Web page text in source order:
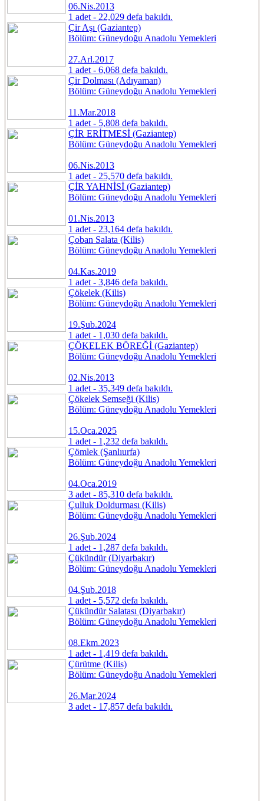
06.Nis.2013
1 adet - 22,029 defa bakıldı.
Çir Aşı (Gaziantep)
Bölüm: Güneydoğu Anadolu Yemekleri
27.Arl.2017
1 adet - 6,068 defa bakıldı.
Çir Dolması (Adıyaman)
Bölüm: Güneydoğu Anadolu Yemekleri
11.Mar.2018
1 adet - 5,808 defa bakıldı.
ÇİR ERİTMESİ (Gaziantep)
Bölüm: Güneydoğu Anadolu Yemekleri
06.Nis.2013
1 adet - 25,570 defa bakıldı.
ÇİR YAHNİSİ (Gaziantep)
Bölüm: Güneydoğu Anadolu Yemekleri
01.Nis.2013
1 adet - 23,164 defa bakıldı.
Çoban Salata (Kilis)
Bölüm: Güneydoğu Anadolu Yemekleri
04.Kas.2019
1 adet - 3,846 defa bakıldı.
Çökelek (Kilis)
Bölüm: Güneydoğu Anadolu Yemekleri
19.Şub.2024
1 adet - 1,030 defa bakıldı.
ÇÖKELEK BÖREĞİ (Gaziantep)
Bölüm: Güneydoğu Anadolu Yemekleri
02.Nis.2013
1 adet - 35,349 defa bakıldı.
Çökelek Semseği (Kilis)
Bölüm: Güneydoğu Anadolu Yemekleri
15.Oca.2025
1 adet - 1,232 defa bakıldı.
Çömlek (Şanlıurfa)
Bölüm: Güneydoğu Anadolu Yemekleri
04.Oca.2019
3 adet - 85,310 defa bakıldı.
Çulluk Doldurması (Kilis)
Bölüm: Güneydoğu Anadolu Yemekleri
26.Şub.2024
1 adet - 1,287 defa bakıldı.
Çükündür (Diyarbakır)
Bölüm: Güneydoğu Anadolu Yemekleri
04.Şub.2018
1 adet - 5,572 defa bakıldı.
Çükündür Salatası (Diyarbakır)
Bölüm: Güneydoğu Anadolu Yemekleri
08.Ekm.2023
1 adet - 1,419 defa bakıldı.
Çürütme (Kilis)
Bölüm: Güneydoğu Anadolu Yemekleri
26.Mar.2024
3 adet - 17,857 defa bakıldı.